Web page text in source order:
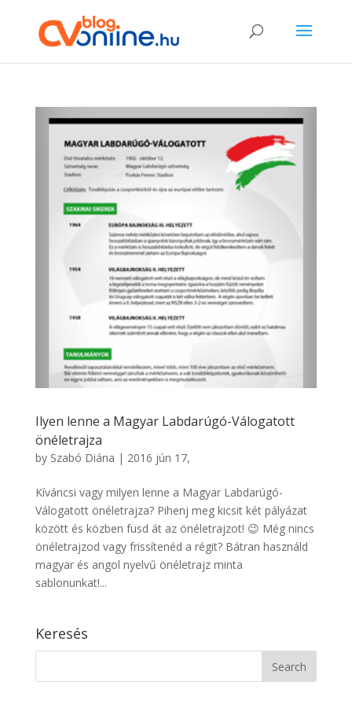
Ilyen lenne a Magyar Labdarúgó-Válogatott
önéletrajza
by Szabó Diána | 2016 jún 17,
Kíváncsi vagy milyen lenne a Magyar Labdarúgó-
Válogatott önéletrajza? Pihenj meg kicsit két pályázat
között és közben fusd át az önéletrajzot! 😉 Még nincs
önéletrajzod vagy frissítenéd a régit? Bátran használd
magyar és angol nyelvű önéletrajz minta
sablonunkat!...
Keresés